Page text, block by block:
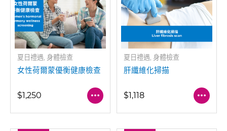
夏日禮遇, 身體檢查
女性荷爾蒙優衡健康檢查
$1,250
夏日禮遇, 身體檢查
肝纖維化掃描
$1,118